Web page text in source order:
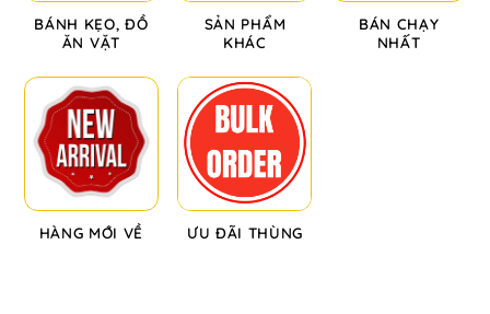
BÁNH KẸO, ĐỒ
ĂN VẶT
SẢN PHẨM
KHÁC
BÁN CHẠY
NHẤT
HÀNG MỚI VỀ ƯU ĐÃI THÙNG